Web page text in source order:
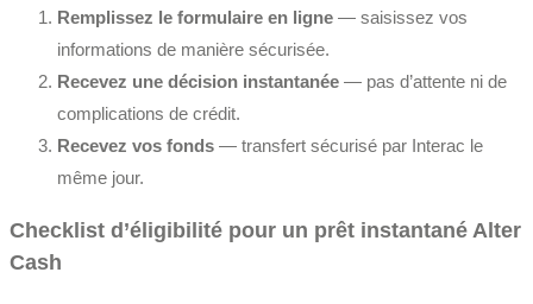
Remplissez le formulaire en ligne — saisissez vos
informations de manière sécurisée.
Recevez une décision instantanée — pas d’attente ni de
complications de crédit.
Recevez vos fonds — transfert sécurisé par Interac le
même jour.
Checklist d’éligibilité pour un prêt instantané Alter
Cash